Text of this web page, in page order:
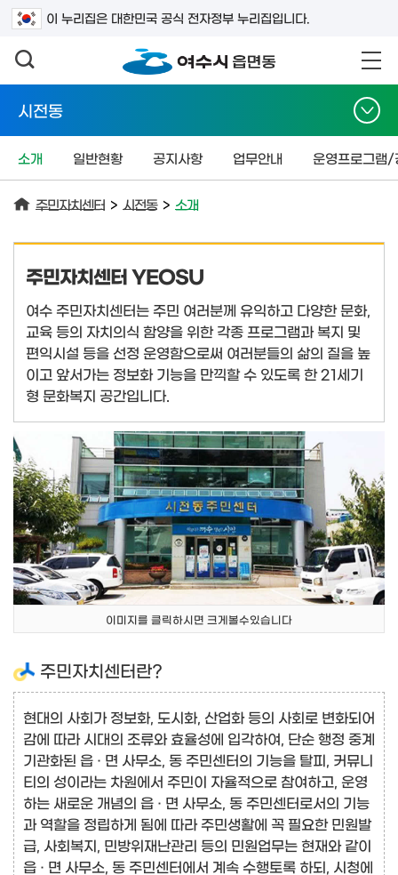
이 누리집은 대한민국 공식 전자정부 누리집입니다.
검색어를 입력하세요
시전동
소개 일반현황 공지사항 업무안내 운영프로그램/
주민자치센터 > 시전동 > 소개
주민자치센터 YEOSU
여수 주민자치센터는 주민 여러분께 유익하고 다양한 문화,
교육 등의 자치의식 함양을 위한 각종 프로그램과 복지 및
편익시설 등을 선정 운영함으로써 여러분들의 삶의 질을 높
이고 앞서가는 정보화 기능을 만끽할 수 있도록 한 21세기
형 문화복지 공간입니다.
이미지를 클릭하시면 크게볼수있습니다
주민자치센터란?
현대의 사회가 정보화, 도시화, 산업화 등의 사회로 변화되어
감에 따라 시대의 조류와 효율성에 입각하여, 단순 행정 중계
기관화된 읍 · 면 사무소, 동 주민센터의 기능을 탈피, 커뮤니
티의 성이라는 차원에서 주민이 자율적으로 참여하고, 운영
하는 새로운 개념의 읍 · 면 사무소, 동 주민센터로서의 기능
과 역할을 정립하게 됨에 따라 주민생활에 꼭 필요한 민원발
급, 사회복지, 민방위재난관리 등의 민원업무는 현재와 같이
읍 · 면 사무소, 동 주민센터에서 계속 수행토록 하되, 시청에